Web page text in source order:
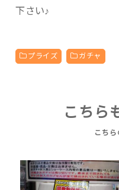
下さい♪
プライズ ガチャ
こちら